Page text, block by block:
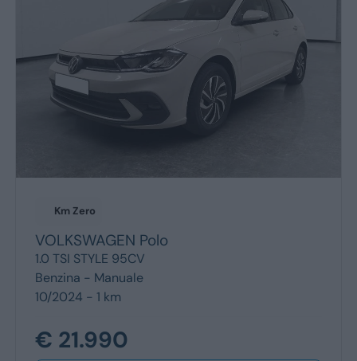
Km Zero
VOLKSWAGEN Polo
1.0 TSI STYLE 95CV
Benzina - Manuale
10/2024 - 1 km
€ 21.990